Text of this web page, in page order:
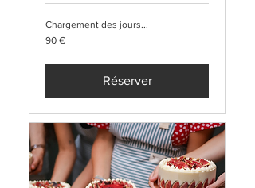
Chargement des jours...
90
euros
90 €
Réserver